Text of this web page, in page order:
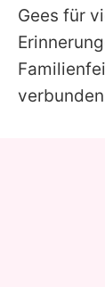
Gees für